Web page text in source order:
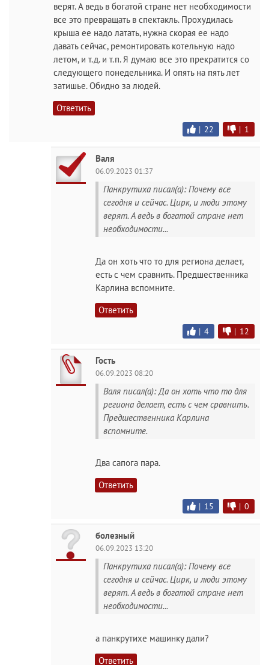
верят. А ведь в богатой стране нет необходимости
все это превращать в спектакль. Прохудилась
крыша ее надо латать, нужна скорая ее надо
давать сейчас, ремонтировать котельную надо
летом, и т.д. и т.п. Я думаю все это прекратится со
следующего понедельника. И опять на пять лет
затишье. Обидно за людей.
Ответить
| 22 | 1
Валя
06.09.2023 01:37
Панкрутиха писал(а): Почему все
сегодня и сейчас. Цирк, и люди этому
верят. А ведь в богатой стране нет
необходимости...
Да он хоть что то для региона делает,
есть с чем сравнить. Предшественника
Карлина вспомните.
Ответить
| 4 | 12
Гость
06.09.2023 08:20
Валя писал(а): Да он хоть что то для
региона делает, есть с чем сравнить.
Предшественника Карлина
вспомните.
Два сапога пара.
Ответить
| 15 | 0
болезный
06.09.2023 13:20
Панкрутиха писал(а): Почему все
сегодня и сейчас. Цирк, и люди этому
верят. А ведь в богатой стране нет
необходимости...
а панкрутихе машинку дали?
Ответить